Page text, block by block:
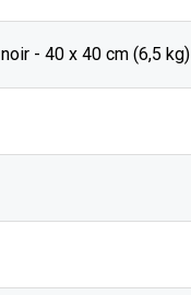
- 40 x 40 cm (6,5 kg)